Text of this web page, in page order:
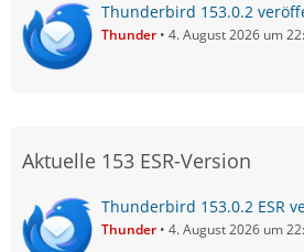
Thunderbird 153.0.2
Thunder 4. August 2026 um
Aktuelle 153 ESR-Version
Thunderbird 153.0.2 ESR
Thunder 4. August 2026 um